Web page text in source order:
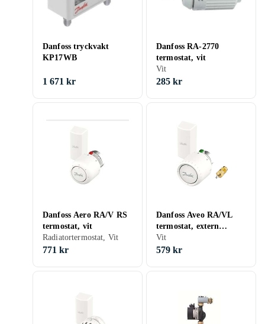
Danfoss tryckvakt
KP17WB
1 671 kr
Danfoss RA-2770
termostat, vit
Vit
285 kr
Danfoss Aero RA/V RS
termostat, vit
Radiatortermostat, Vit
771 kr
Danfoss Aveo RA/VL
termostat, extern
givare, vit
Vit
579 kr